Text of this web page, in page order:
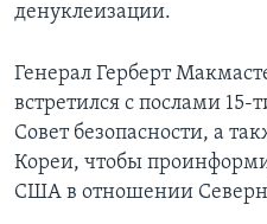
денуклеизации.
Генерал Герберт
встретился с послами 15-
Совет безопасности, а
Кореи, чтобы
США в отношении